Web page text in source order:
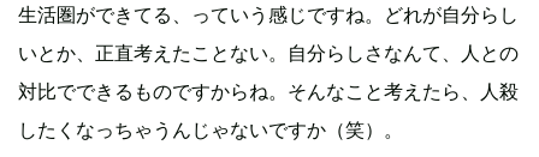
生活圏ができてる、っていう感じですね。どれが自分らし
いとか、正直考えたことない。自分らしさなんて、人との
対比でできるものですからね。そんなこと考えたら、人殺
したくなっちゃうんじゃないですか（笑）。